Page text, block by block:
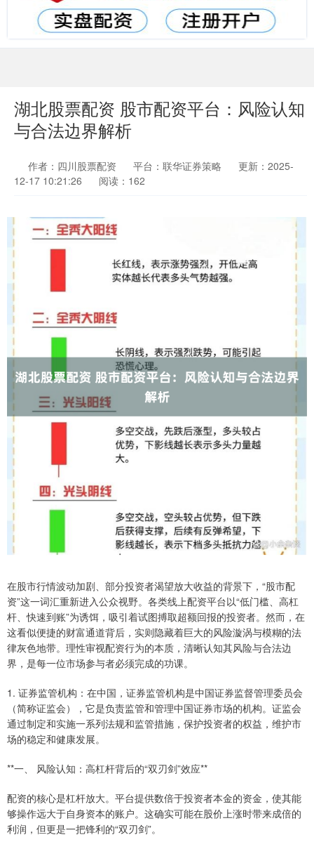
湖北股票配资 股市配资平台：风险认知
与合法边界解析
作者：四川股票配资 平台：联华证券策略
更新：2025-
12-17 10:21:26
阅读：162
在股市行情波动加剧、部分投资者渴望放大收益的背景下，“股市配
资”这一词汇重新进入公众视野。各类线上配资平台以“低门槛、高杠
杆、快速到账”为诱饵，吸引着试图搏取超额回报的投资者。然而，在
这看似便捷的财富通道背后，实则隐藏着巨大的风险漩涡与模糊的法
律灰色地带。理性审视配资行为的本质，清晰认知其风险与合法边
界，是每一位市场参与者必须完成的功课。
1. 证券监管机构：在中国，证券监管机构是中国证券监督管理委员会
（简称证监会），它是负责监管和管理中国证券市场的机构。证监会
通过制定和实施一系列法规和监管措施，保护投资者的权益，维护市
场的稳定和健康发展。
**一、 风险认知：高杠杆背后的“双刃剑”效应**
配资的核心是杠杆放大。平台提供数倍于投资者本金的资金，使其能
够操作远大于自身资本的账户。这确实可能在股价上涨时带来成倍的
利润，但更是一把锋利的“双刃剑”。